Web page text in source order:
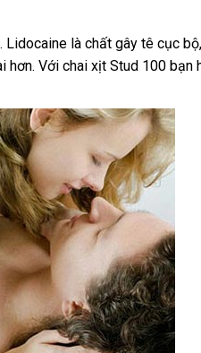
bảng
giá
. Lidocaine là chất gây tê cục bộ
hơncó
mua
. Với chai xịt Stud 100 bạn